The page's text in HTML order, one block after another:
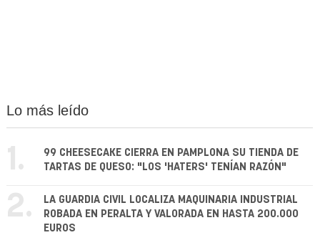
Lo más leído
1.
99 CHEESECAKE CIERRA EN PAMPLONA SU TIENDA DE
TARTAS DE QUESO: "LOS 'HATERS' TENÍAN RAZÓN"
2.
LA GUARDIA CIVIL LOCALIZA MAQUINARIA INDUSTRIAL
ROBADA EN PERALTA Y VALORADA EN HASTA 200.000
EUROS